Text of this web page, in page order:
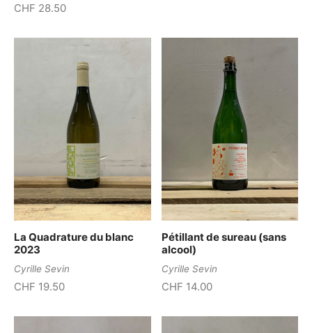
CHF 28.50
La Quadrature du blanc
2023
Cyrille Sevin
CHF 19.50
Pétillant de sureau (sans
alcool)
Cyrille Sevin
CHF 14.00